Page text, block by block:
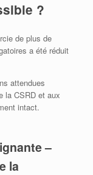
?
de plus de
a été réduit
attendues
la CSRD et aux
intact.
–
la